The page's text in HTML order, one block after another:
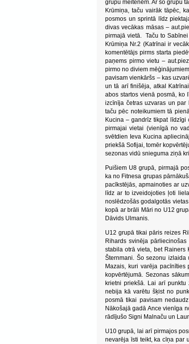
grupu meitenēm. Ar šo grupu
Krūmiņa, taču vairāk tāpēc,
posmos un sprintā līdz
divas vecākas māsas –
pirmajā vietā. Taču to
Krūmiņa Nr.2 (Katrīnai ir
komentētājs pirms starta
paņems pirmo vietu –
pirmo no diviem
pavisam vienkāršs – kas
un tā arī finišēja, atkal
abos startos vienā posmā, ko
izcīnīja četras uzvaras un
taču pēc noteikumiem tā
Kucina – gandrīz tikpat
pirmajai vietai (vienīgā no
svētdien Ieva Kucina
priekšā Sofijai, tomēr
sezonas vidū snieguma ziņā
Puišiem U8 grupā, pirmajā
ka no Fitnesa grupas
pacīkstējās, apmainoties ar
līdz ar to izveidojoties ļoti
noslēdzošās godalgotās
kopā ar brāli Māri no U12
Dāvids Ulmanis.
U12 grupā tikai pāris reizes
Rihards svinēja
stabila otrā vieta, bet Rainers
Šternmani. Šo sezonu
Mazais, kuri varēja
kopvērtējumā. Sezonas
krietni priekšā. Lai arī
nebija kā varētu šķist no
posmā tikai pavisam
Nākošajā gadā Ance vienīga
rādījušo Signi Malnaču un
U10 grupā, lai arī pirmajos
nevarēja īsti teikt, ka cīņa par